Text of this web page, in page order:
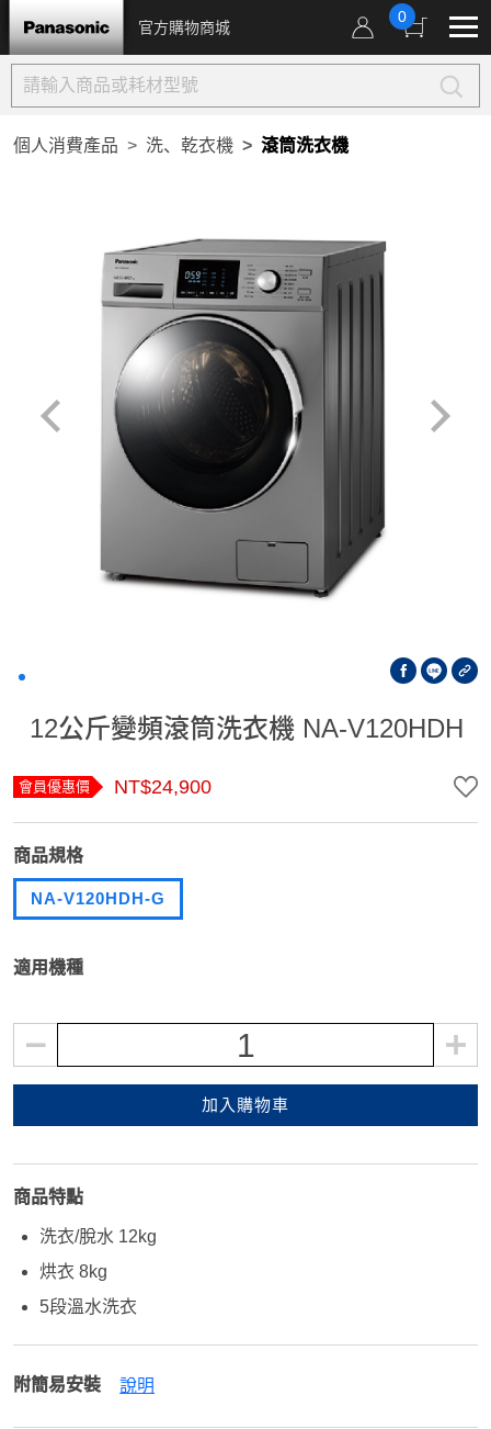
官方購物商城
0
個人消費產品 洗、乾衣機 滾筒洗衣機
12公斤變頻滾筒洗衣機 NA-V120HDH
會員優惠價 NT$24,900
商品規格
NA-V120HDH-G
適用機種
1
加入購物車
商品特點
洗衣/脫水 12kg
烘衣 8kg
5段溫水洗衣
附簡易安裝 說明